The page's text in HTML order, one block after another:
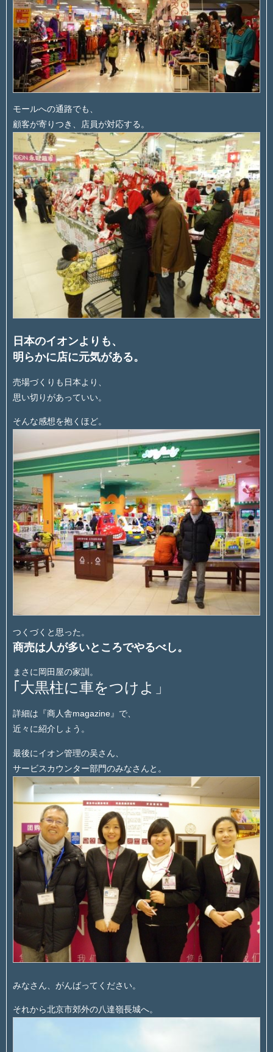
モールへの通路でも、
顧客が寄りつき、店員が対応する。
日本のイオンよりも、
明らかに店に元気がある。
売場づくりも日本より、
思い切りがあっていい。
そんな感想を抱くほど。
つくづくと思った。
商売は人が多いところでやるべし。
まさに岡田屋の家訓。
｢大黒柱に車をつけよ」
詳細は『商人舎magazine』で、
近々に紹介しょう。
最後にイオン管理の吴さん、
サービスカウンター部門のみなさんと。
みなさん、がんばってください。
それから北京市郊外の八達嶺長城へ。